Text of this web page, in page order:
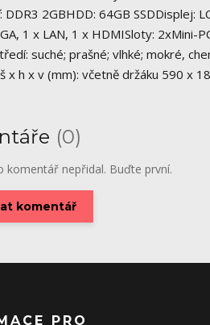
DDR3 2GBHDD: 64GB SSDDisplej:
1 x LAN, 1 x HDMISloty: 2xMini-
suché; prašné; vlhké; mokré,
x h x v (mm): včetně držáku 590 x
0
komentář nepřidal. Buďte první.
komentář
PRO